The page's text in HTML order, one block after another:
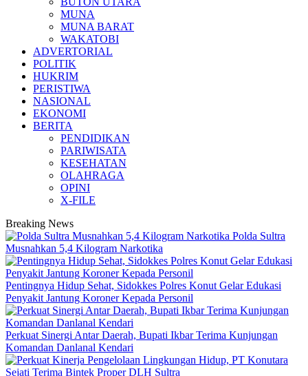
MUNA
MUNA BARAT
WAKATOBI
ADVERTORIAL
POLITIK
HUKRIM
PERISTIWA
NASIONAL
EKONOMI
BERITA
PENDIDIKAN
PARIWISATA
KESEHATAN
OLAHRAGA
OPINI
X-FILE
Breaking News
Polda Sultra
Musnahkan 5,4 Kilogram Narkotika
Pentingnya Hidup Sehat, Sidokkes Polres Konut Gelar Edukasi
Penyakit Jantung Koroner Kepada Personil
Perkuat Sinergi Antar Daerah, Bupati Ikbar Terima Kunjungan
Komandan Danlanal Kendari